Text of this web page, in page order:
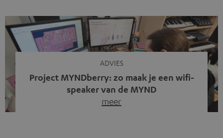
tegenwoordig iets opvallends. Op straat, in de trein en
zelfs tijdens videogesprekken dragen steeds meer
mensen weer oordopjes met een kabel. De angst voor
kabels is niet verdwenen. Maar wat op het eerste […]
ADVIES
Project MYNDberry: zo maak je een wifi-
speaker van de MYND
meer